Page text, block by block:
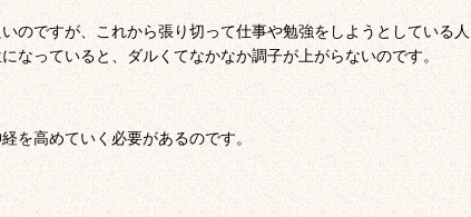
のですが、これから張り切って仕事や勉強をしようとしている人
なっていると、ダルくてなかなか調子が上がらないのです。
を高めていく必要があるのです。